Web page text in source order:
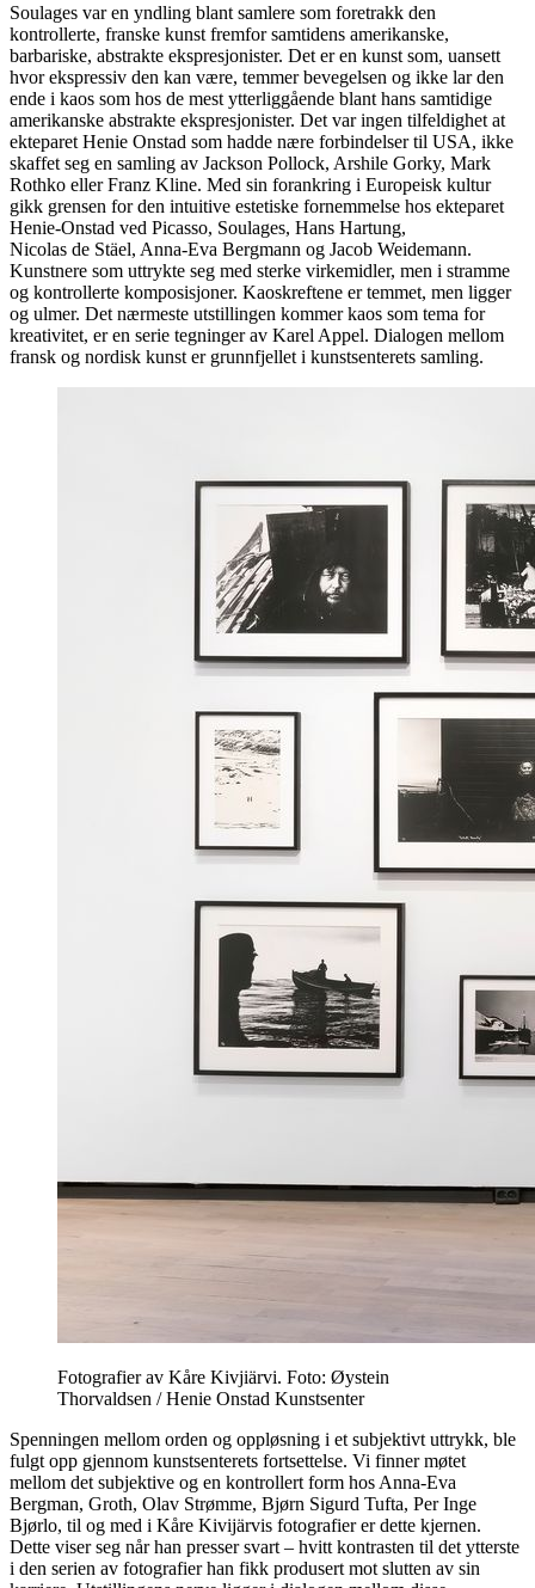
Soulages var en yndling blant samlere som foretrakk den
kontrollerte, franske kunst fremfor samtidens amerikanske,
barbariske, abstrakte ekspresjonister. Det er en kunst som, uansett
hvor ekspressiv den kan være, temmer bevegelsen og ikke lar den
ende i kaos som hos de mest ytterliggående blant hans samtidige
amerikanske abstrakte ekspresjonister. Det var ingen tilfeldighet at
ekteparet Henie Onstad som hadde nære forbindelser til USA, ikke
skaffet seg en samling av Jackson Pollock, Arshile Gorky, Mark
Rothko eller Franz Kline. Med sin forankring i Europeisk kultur
gikk grensen for den intuitive estetiske fornemmelse hos ekteparet
Henie-Onstad ved Picasso, Soulages, Hans Hartung,
Nicolas de Stäel, Anna-Eva Bergmann og Jacob Weidemann.
Kunstnere som uttrykte seg med sterke virkemidler, men i stramme
og kontrollerte komposisjoner. Kaoskreftene er temmet, men ligger
og ulmer. Det nærmeste utstillingen kommer kaos som tema for
kreativitet, er en serie tegninger av Karel Appel. Dialogen mellom
fransk og nordisk kunst er grunnfjellet i kunstsenterets samling.
Fotografier av Kåre Kivjiärvi. Foto: Øystein
Thorvaldsen / Henie Onstad Kunstsenter
Spenningen mellom orden og oppløsning i et subjektivt uttrykk, ble
fulgt opp gjennom kunstsenterets fortsettelse. Vi finner møtet
mellom det subjektive og en kontrollert form hos Anna-Eva
Bergman, Groth, Olav Strømme, Bjørn Sigurd Tufta, Per Inge
Bjørlo, til og med i Kåre Kivijärvis fotografier er dette kjernen.
Dette viser seg når han presser svart – hvitt kontrasten til det ytterste
i den serien av fotografier han fikk produsert mot slutten av sin